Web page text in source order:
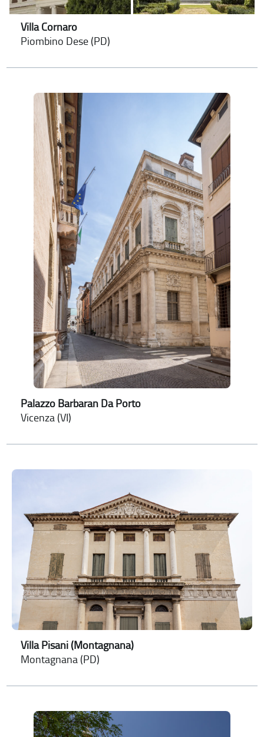
Villa Cornaro
Piombino Dese (PD)
Palazzo Barbaran Da Porto
Vicenza (VI)
Villa Pisani (Montagnana)
Montagnana (PD)